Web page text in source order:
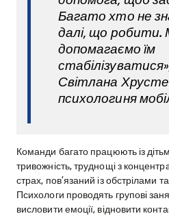
Багато хто не
далі, що робити.
допомагаємо їм
Світлана
психологиня
Команди багато працюють із
тривожність, труднощі з
страх, пов’язаний із обстрілами
Психологи проводять групові
висловити емоції, відновити